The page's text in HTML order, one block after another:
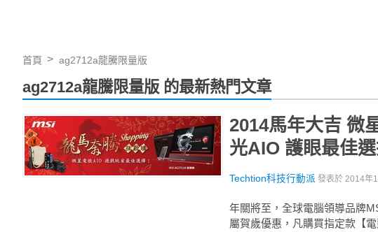
首頁 ag2712a龍騰限量版
ag2712a龍騰限量版 的最新熱門文章
2014馬年大吉 微
光AIO 護眼最佳
Techtion科技行動派 發表於 2014年
年關將至，全球電腦領導品牌
屬賀歲優惠，凡購買指定款【